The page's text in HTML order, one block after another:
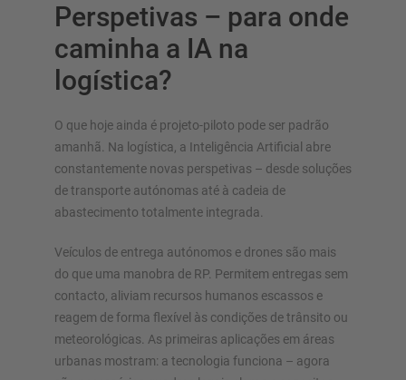
Perspetivas – para onde
caminha a IA na
logística?
O que hoje ainda é projeto-piloto pode ser padrão
amanhã. Na logística, a Inteligência Artificial abre
constantemente novas perspetivas – desde soluções
de transporte autónomas até à cadeia de
abastecimento totalmente integrada.
Veículos de entrega autónomos e drones são mais
do que uma manobra de RP. Permitem entregas sem
contacto, aliviam recursos humanos escassos e
reagem de forma flexível às condições de trânsito ou
meteorológicas. As primeiras aplicações em áreas
urbanas mostram: a tecnologia funciona – agora